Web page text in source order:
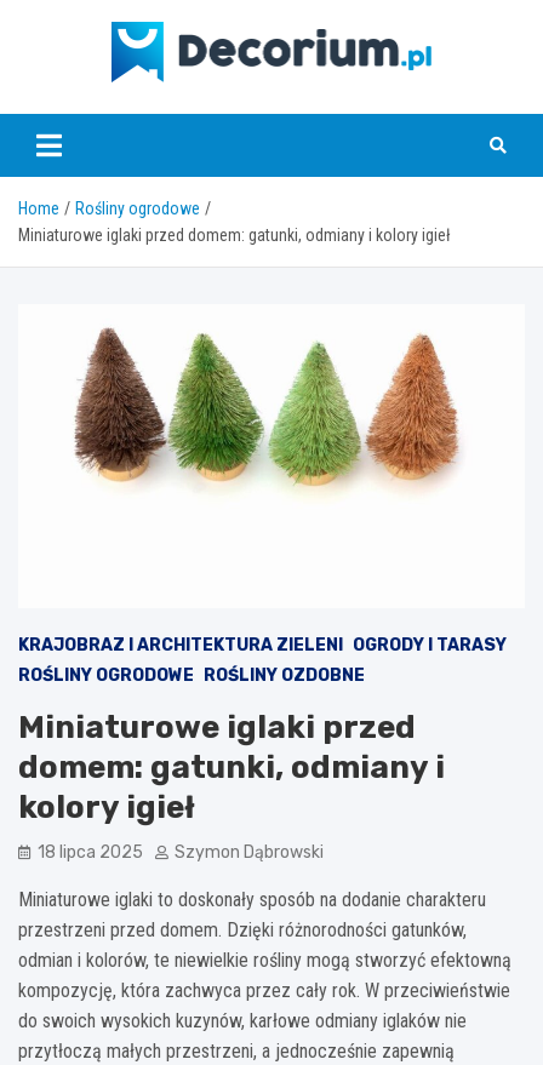
decorium.pl
Home
Rośliny ogrodowe
Miniaturowe iglaki przed domem: gatunki, odmiany i kolory igieł
KRAJOBRAZ I ARCHITEKTURA ZIELENI
OGRODY I TARASY
ROŚLINY OGRODOWE
ROŚLINY OZDOBNE
Miniaturowe iglaki przed
domem: gatunki, odmiany i
kolory igieł
18 lipca 2025 Szymon Dąbrowski
Miniaturowe iglaki to doskonały sposób na dodanie charakteru
przestrzeni przed domem. Dzięki różnorodności gatunków,
odmian i kolorów, te niewielkie rośliny mogą stworzyć efektowną
kompozycję, która zachwyca przez cały rok. W przeciwieństwie
do swoich wysokich kuzynów, karłowe odmiany iglaków nie
przytłoczą małych przestrzeni, a jednocześnie zapewnią